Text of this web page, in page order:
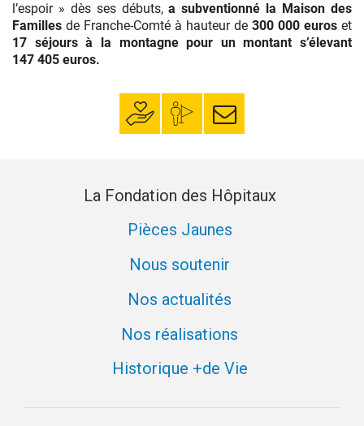
l’espoir » dès ses débuts,a subventionné la Maison des
Familles de Franche-Comté à hauteur de 300 000 euros et
17 séjours à la montagne pour un montant s’élevant
147 405 euros.
Faire un donMon espace
donateur
S’inscrire à la
newsletter
La Fondation des Hôpitaux
Pièces Jaunes
Nous soutenir
Nos actualités
Nos réalisations
Historique +de Vie